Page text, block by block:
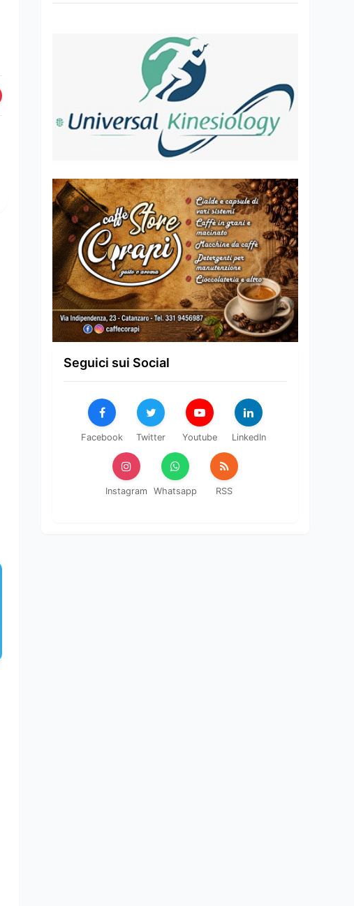
Seguici sui Social
Facebook Twitter Youtube LinkedIn
Instagram Whatsapp RSS